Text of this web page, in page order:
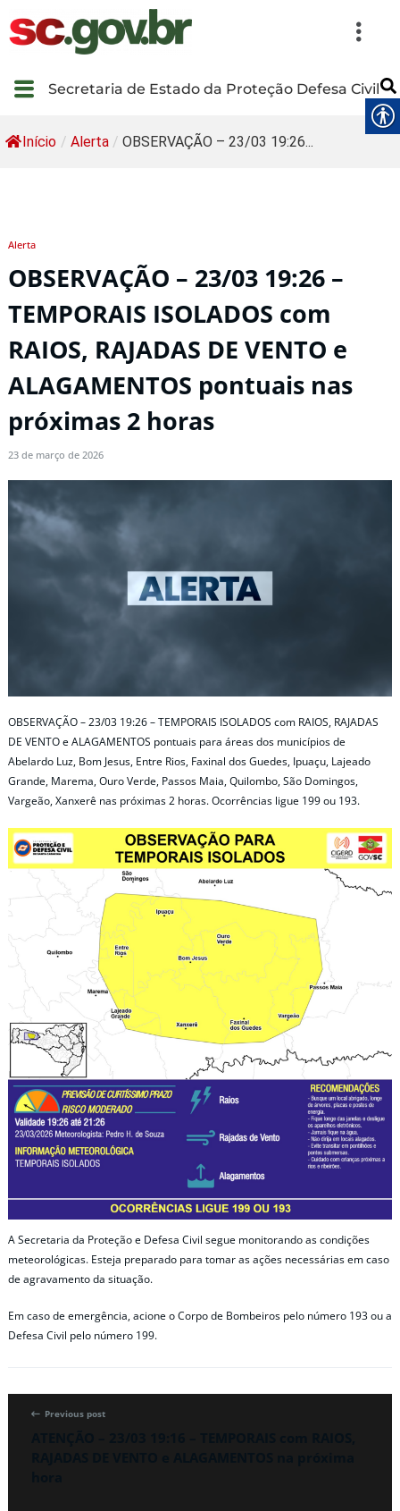
Secretaria de Estado da Proteção Defesa Civil
Início / Alerta / OBSERVAÇÃO – 23/03 19:26...
Alerta
OBSERVAÇÃO – 23/03 19:26 –
TEMPORAIS ISOLADOS com
RAIOS, RAJADAS DE VENTO e
ALAGAMENTOS pontuais nas
próximas 2 horas
23 de março de 2026
OBSERVAÇÃO – 23/03 19:26 – TEMPORAIS ISOLADOS com RAIOS, RAJADAS
DE VENTO e ALAGAMENTOS pontuais para áreas dos municípios de
Abelardo Luz, Bom Jesus, Entre Rios, Faxinal dos Guedes, Ipuaçu, Lajeado
Grande, Marema, Ouro Verde, Passos Maia, Quilombo, São Domingos,
Vargeão, Xanxerê nas próximas 2 horas. Ocorrências ligue 199 ou 193.
A Secretaria da Proteção e Defesa Civil segue monitorando as condições
meteorológicas. Esteja preparado para tomar as ações necessárias em caso
de agravamento da situação.
Em caso de emergência, acione o Corpo de Bombeiros pelo número 193 ou a
Defesa Civil pelo número 199.
Previous post